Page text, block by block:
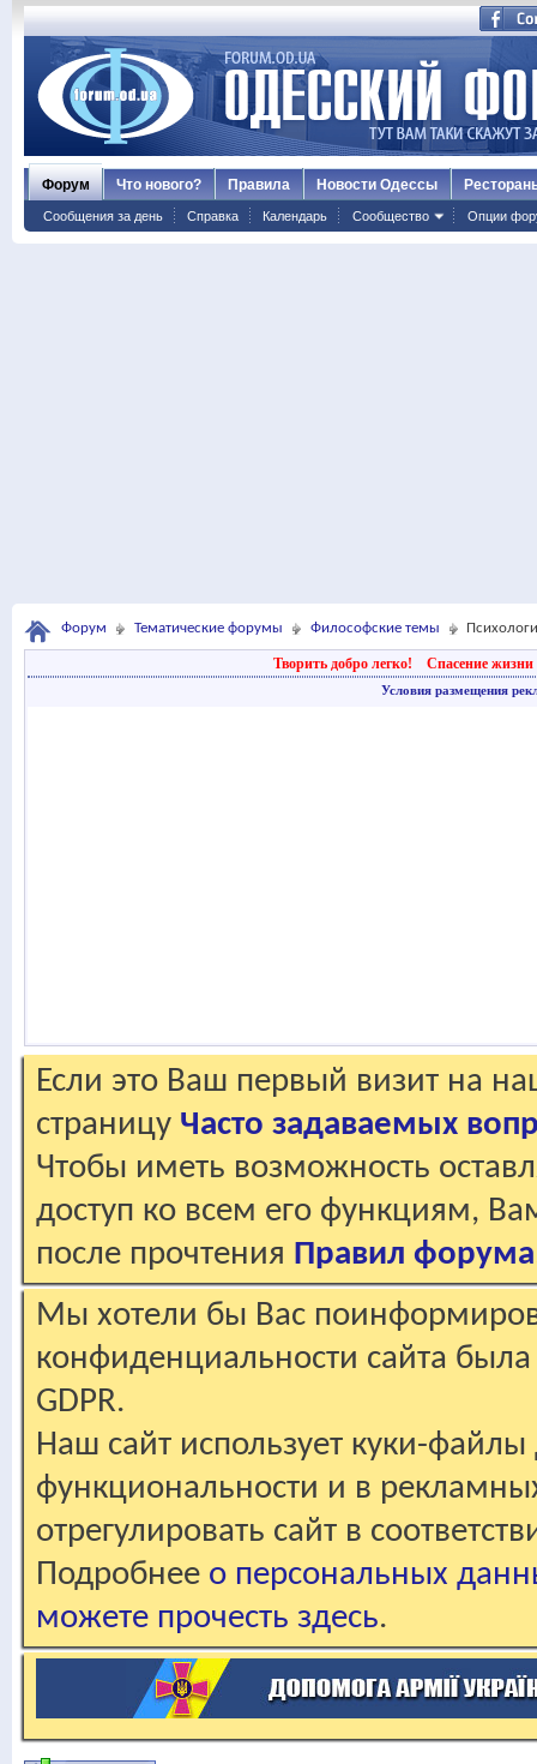
Форум
Сообщения за день Справка Календарь Сообщество Опции
Что нового? Правила Новости Одессы
Форум Тематические форумы Философские темы
Творить добро легко! Спасение жизни
Условия размещения
Если это Ваш первый визит на
страницу Часто задаваемых
Чтобы иметь возможность
доступ ко всем его функциям,
после прочтения Правил форума
Мы хотели бы Вас
конфиденциальности сайта
GDPR.
Наш сайт использует куки-файлы
функциональности и в
отрегулировать сайт в
Подробнее о персональных
можете прочесть здесь.